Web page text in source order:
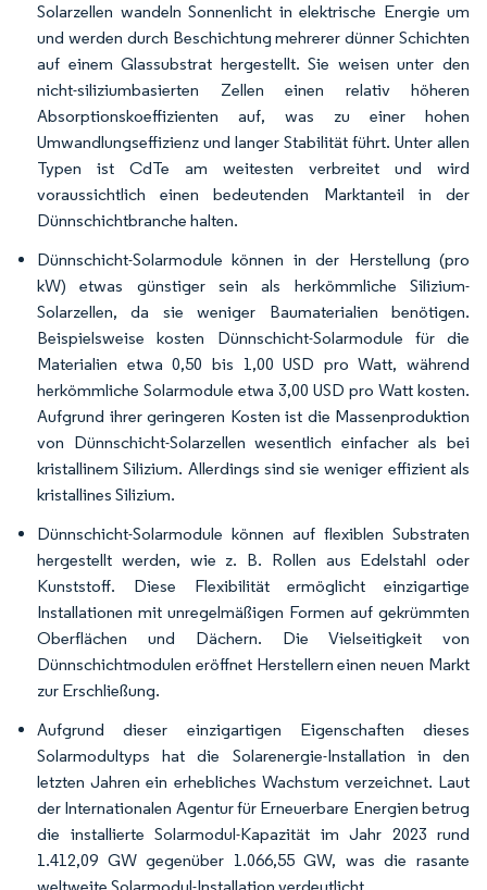
Solarzellen wandeln Sonnenlicht in elektrische Energie um
und werden durch Beschichtung mehrerer dünner Schichten
auf einem Glassubstrat hergestellt. Sie weisen unter den
nicht-siliziumbasierten Zellen einen relativ höheren
Absorptionskoeffizienten auf, was zu einer hohen
Umwandlungseffizienz und langer Stabilität führt. Unter allen
Typen ist CdTe am weitesten verbreitet und wird
voraussichtlich einen bedeutenden Marktanteil in der
Dünnschichtbranche halten.
Dünnschicht-Solarmodule können in der Herstellung (pro
kW) etwas günstiger sein als herkömmliche Silizium-
Solarzellen, da sie weniger Baumaterialien benötigen.
Beispielsweise kosten Dünnschicht-Solarmodule für die
Materialien etwa 0,50 bis 1,00 USD pro Watt, während
herkömmliche Solarmodule etwa 3,00 USD pro Watt kosten.
Aufgrund ihrer geringeren Kosten ist die Massenproduktion
von Dünnschicht-Solarzellen wesentlich einfacher als bei
kristallinem Silizium. Allerdings sind sie weniger effizient als
kristallines Silizium.
Dünnschicht-Solarmodule können auf flexiblen Substraten
hergestellt werden, wie z. B. Rollen aus Edelstahl oder
Kunststoff. Diese Flexibilität ermöglicht einzigartige
Installationen mit unregelmäßigen Formen auf gekrümmten
Oberflächen und Dächern. Die Vielseitigkeit von
Dünnschichtmodulen eröffnet Herstellern einen neuen Markt
zur Erschließung.
Aufgrund dieser einzigartigen Eigenschaften dieses
Solarmodultyps hat die Solarenergie-Installation in den
letzten Jahren ein erhebliches Wachstum verzeichnet. Laut
der Internationalen Agentur für Erneuerbare Energien betrug
die installierte Solarmodul-Kapazität im Jahr 2023 rund
1.412,09 GW gegenüber 1.066,55 GW, was die rasante